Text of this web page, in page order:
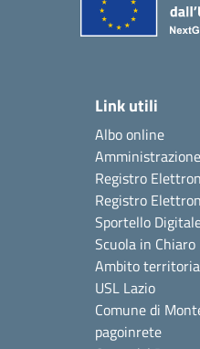
Link utili
Albo online
Registro
Registro
Sportello
Scuola in Chiaro
Ambito
USL Lazio
Comune di
pagoinrete